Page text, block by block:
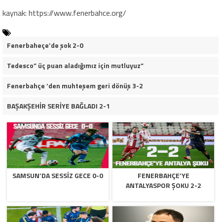
kaynak: https://www.fenerbahce.org/
Fenerbaheçe’de şok 2-0
Tedesco” üç puan aladığımız için mutluyuz”
Fenerbahçe ‘den muhteşem geri dönüş 3-2
BAŞAKŞEHİR SERİYE BAĞLADI 2-1
SAMSUN’DA SESSIZ GECE 0-0
FENERBAHÇE’YE
ANTALYASPOR ŞOKU 2-2